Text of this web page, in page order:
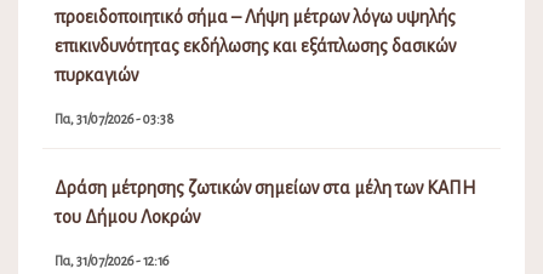
προειδοποιητικό σήμα – Λήψη μέτρων λόγω υψηλής
επικινδυνότητας εκδήλωσης και εξάπλωσης δασικών
πυρκαγιών
Πα, 31/07/2026 - 03:38
Δράση μέτρησης ζωτικών σημείων στα μέλη των ΚΑΠΗ
του Δήμου Λοκρών
Πα, 31/07/2026 - 12:16